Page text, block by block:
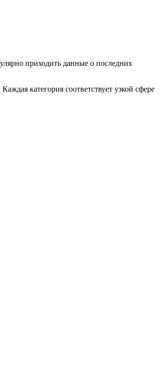
приходить данные о последних
категория соответствует узкой сфере